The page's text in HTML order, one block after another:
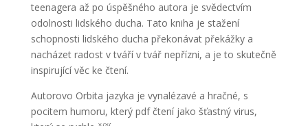
teenagera až po úspěšného autora je svědectvím
odolnosti lidského ducha. Tato kniha je stažení
schopnosti lidského ducha překonávat překážky a
nacházet radost v tváří v tvář nepřízni, a je to skutečně
inspirující věc ke čtení.
Autorovo Orbita jazyka je vynalézavé a hračné, s
pocitem humoru, který pdf čtení jako šťastný virus,